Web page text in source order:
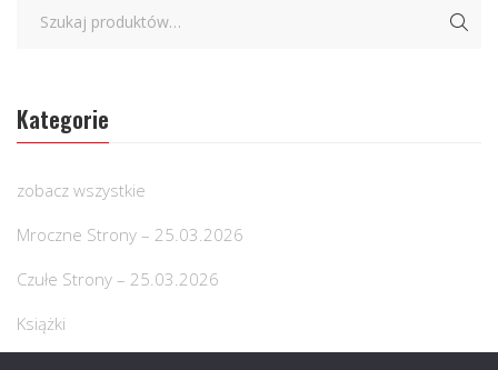
Kategorie
zobacz wszystkie
Mroczne Strony – 25.03.2026
Czułe Strony – 25.03.2026
Książki